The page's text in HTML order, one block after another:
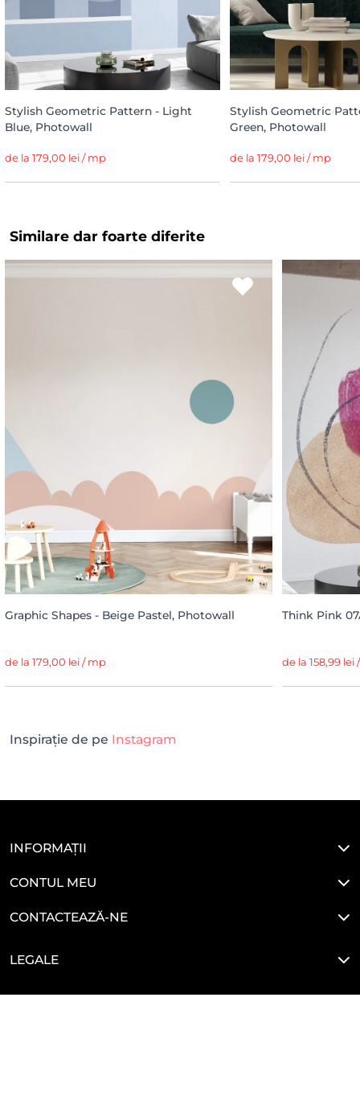
Stylish Geometric Pattern - Light
Blue, Photowall
de la 179,00 lei / mp
Stylish Geometric
Green, Photowall
de la 179,00 lei / mp
Similare dar foarte diferite
Graphic Shapes - Beige Pastel, Photowall
de la 179,00 lei / mp
Think Pink
de la 158,99 lei
Inspirație de pe Instagram
INFORMAȚII
CONTUL MEU
CONTACTEAZĂ-NE
LEGALE